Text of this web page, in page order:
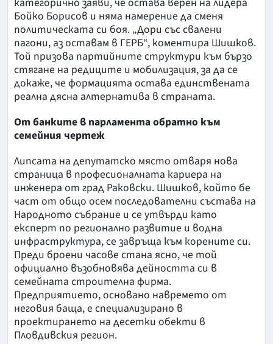
Бойко Борисов и няма намерение да сменя
политическата си боя. „Дори със свалени
пагони, аз оставам в ГЕРБ“, коментира Шишков.
Той призова партийните структури към бързо
стягане на редиците и мобилизация, за да се
докаже, че формацията остава единствената
реална дясна алтернатива в страната.
От банките в парламента обратно към
семейния чертеж
Липсата на депутатско място отваря нова
страница в професионалната кариера на
инженера от град Раковски. Шишков, който бе
част от общо осем последователни състава на
Народното събрание и се утвърди като
експерт по регионално развитие и водна
инфраструктура, се завръща към корените си.
Преди броени часове стана ясно, че той
официално възобновява дейността си в
семейната строителна фирма.
Предприятието, основано навремето от
неговия баща, е специализирано в
проектирането на десетки обекти в
Пловдивския регион.